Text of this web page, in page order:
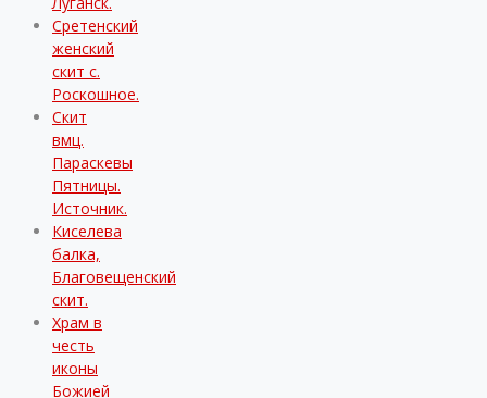
Сретенский
женский
скит с.
Роскошное.
Скит
вмц.
Параскевы
Пятницы.
Источник.
Киселева
балка,
Благовещенский
скит.
Храм в
честь
иконы
Божией